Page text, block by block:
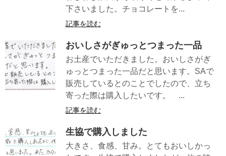
下さいました。チョコレートを...
記事を読む
おいしさがぎゅっとつまった一品
お土産でいただきました。おいしさがぎ
ゅっとつまった一品だと思います。SAで
販売しているとのことでしたので、立ち
寄った際は購入したいです。 ...
記事を読む
生協で購入しました
大きさ、食感、甘み。とてもおいしかっ